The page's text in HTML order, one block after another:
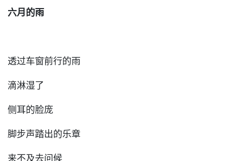
六月的雨
透过车窗前行的雨
滴淋湿了
侧耳的脸庞
脚步声踏出的乐章
来不及去问候